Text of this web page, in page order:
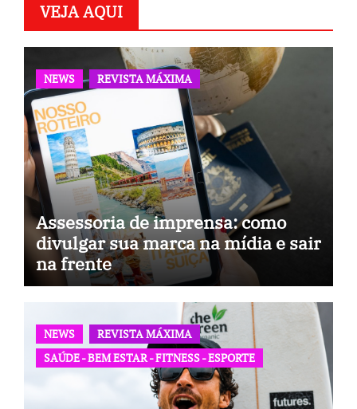
VEJA AQUI
NEWS REVISTA MÁXIMA
Assessoria de imprensa: como
divulgar sua marca na mídia e sair
na frente
NEWS
REVISTA MÁXIMA
SAÚDE - BEM ESTAR - FITNESS - ESPORTE